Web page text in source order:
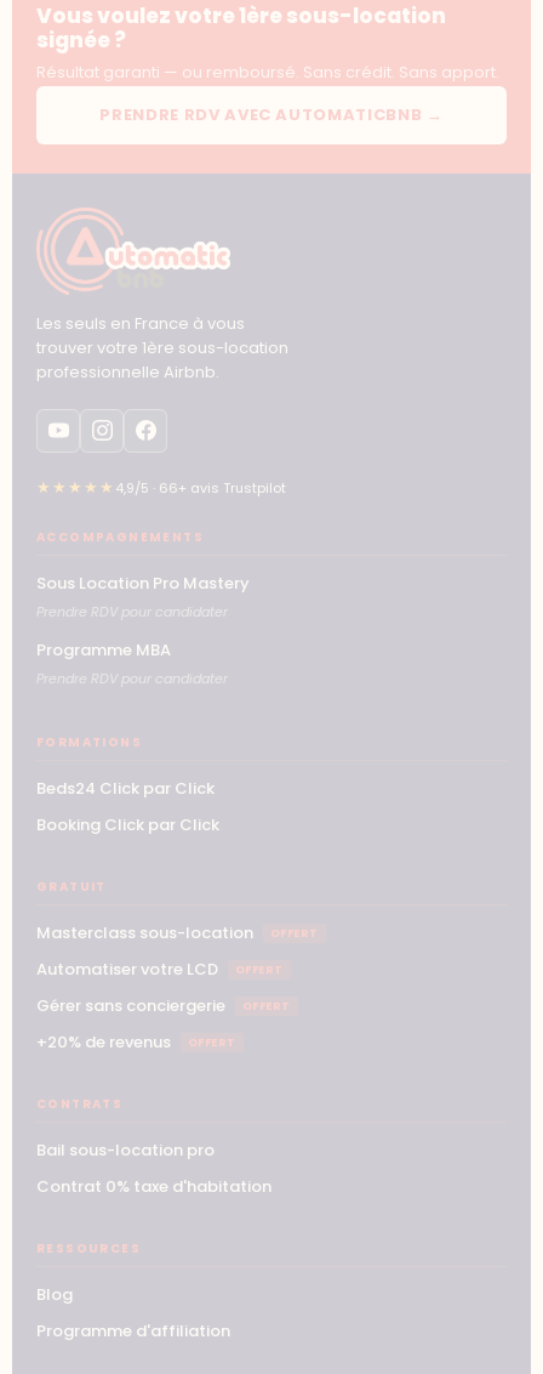
Vous voulez votre 1ère sous-location
signée ?
Résultat garanti — ou remboursé. Sans crédit. Sans apport.
PRENDRE RDV AVEC AUTOMATICBNB →
Les seuls en France à vous
trouver votre 1ère sous-location
professionnelle Airbnb.
★★★★★ 4,9/5 · 66+ avis Trustpilot
ACCOMPAGNEMENTS
Sous Location Pro Mastery
Prendre RDV pour candidater
Programme MBA
Prendre RDV pour candidater
FORMATIONS
Beds24 Click par Click
Booking Click par Click
GRATUIT
Masterclass sous-location OFFERT
Automatiser votre LCD OFFERT
Gérer sans conciergerie OFFERT
+20% de revenus OFFERT
CONTRATS
Bail sous-location pro
Contrat 0% taxe d'habitation
RESSOURCES
Blog
Programme d'affiliation